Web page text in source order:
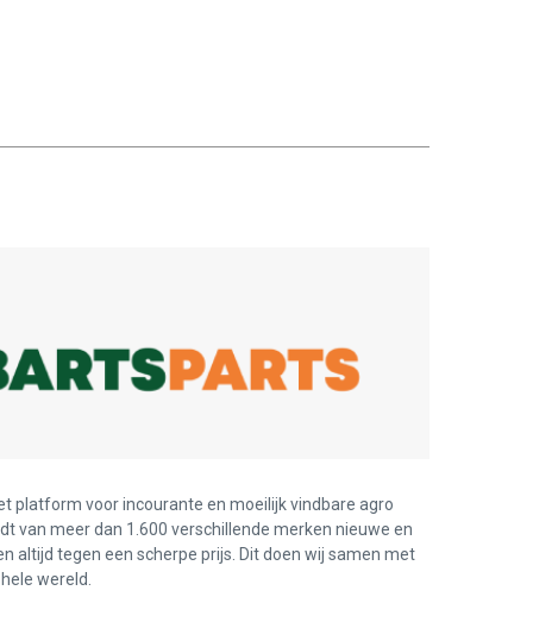
platform voor incourante en moeilijk vindbare agro
van meer dan 1.600 verschillende merken nieuwe en
altijd tegen een scherpe prijs. Dit doen wij samen met
wereld.